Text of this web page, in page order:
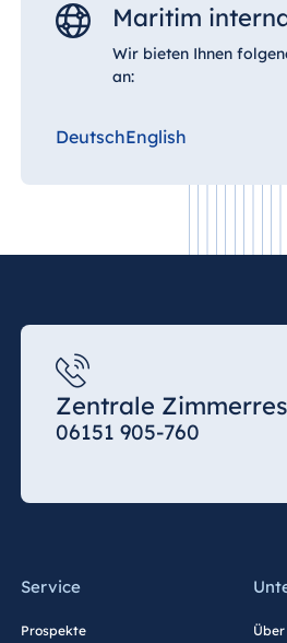
Maritim
Wir bieten Ihnen
an:
DeutschEnglish
Zentrale
06151 905-760
Service
Prospekte